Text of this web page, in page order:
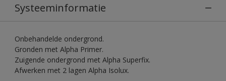
Systeeminformatie
Onbehandelde ondergrond.
Gronden met Alpha Primer.
Zuigende ondergrond met Alpha Superfix.
Afwerken met 2 lagen Alpha Isolux.